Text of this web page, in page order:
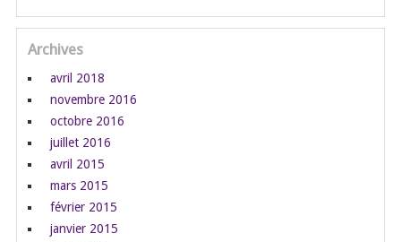
Archives
avril 2018
novembre 2016
octobre 2016
juillet 2016
avril 2015
mars 2015
février 2015
janvier 2015